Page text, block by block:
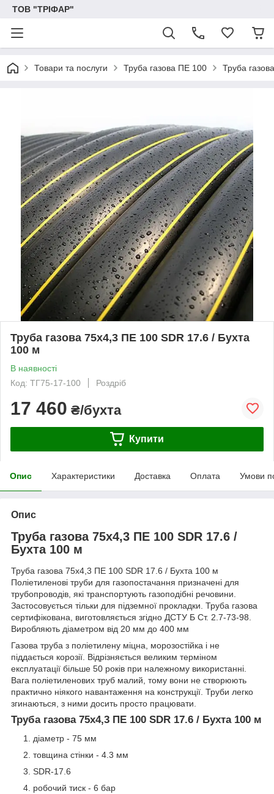
ТОВ "ТРІФАР"
Товари та послуги Труба газова ПЕ 100 Труба
Труба газова 75х4,3 ПЕ 100 SDR 17.6 / Бухта
100 м
В наявності
Код: ТГ75-17-100
Роздріб
17 460 ₴/бухта
Купити
Опис Характеристики Доставка Оплата Умови
Опис
Труба газова 75х4,3 ПЕ 100 SDR 17.6 /
Бухта 100 м
Труба газова 75х4,3 ПЕ 100 SDR 17.6 / Бухта 100 м
Поліетиленові труби для газопостачання призначені для
трубопроводів, які транспортують газоподібні речовини.
Застосовується тільки для підземної прокладки. Труба газова
сертифікована, виготовляється згідно ДСТУ Б Ст. 2.7-73-98.
Виробляють діаметром від 20 мм до 400 мм
Газова труба з поліетилену міцна, морозостійка і не
піддається корозії. Відрізняється великим терміном
експлуатації більше 50 років при належному використанні.
Вага поліетиленових труб малий, тому вони не створюють
практично ніякого навантаження на конструкції. Труби легко
згинаються, з ними досить просто працювати.
Труба газова 75х4,3 ПЕ 100 SDR 17.6 / Бухта 100 м
діаметр - 75 мм
товщина стінки - 4.3 мм
SDR-17.6
робочий тиск - 6 бар